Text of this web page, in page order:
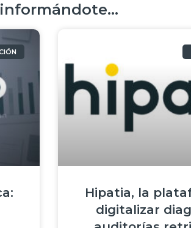
Hipatia, la
digitalizar